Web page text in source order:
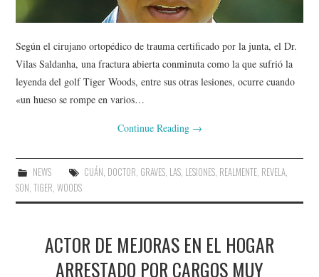
Según el cirujano ortopédico de trauma certificado por la junta, el Dr.
Vilas Saldanha, una fractura abierta conminuta como la que sufrió la
leyenda del golf Tiger Woods, entre sus otras lesiones, ocurre cuando
«un hueso se rompe en varios…
Continue Reading →
NEWS CUÁN, DOCTOR, GRAVES, LAS, LESIONES, REALMENTE, REVELA,
SON,TIGER,WOODS
ACTOR DE MEJORAS EN EL HOGAR
ARRESTADO POR CARGOS MUY